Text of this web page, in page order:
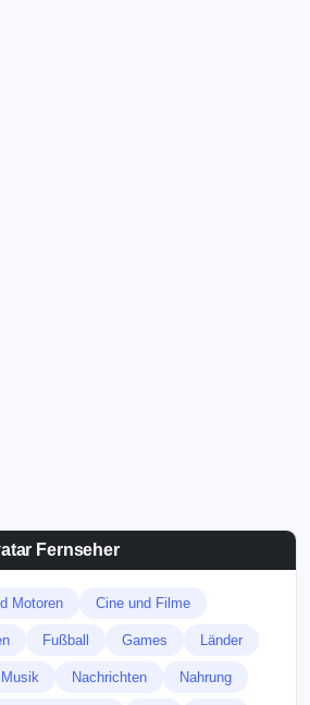
Fernseher
Motoren Cine und Filme
Fußball Games Länder
Musik Nachrichten Nahrung